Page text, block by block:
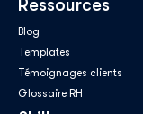
Ressources
Blog
Templates
Témoignages clients
Glossaire RH